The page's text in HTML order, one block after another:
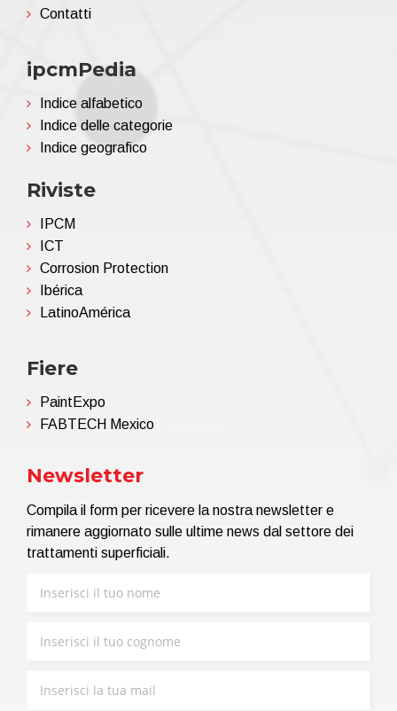
Contatti
ipcmPedia
Indice alfabetico
Indice delle categorie
Indice geografico
Riviste
IPCM
ICT
Corrosion Protection
Ibérica
LatinoAmérica
Fiere
PaintExpo
FABTECH Mexico
Newsletter
Compila il form per ricevere la nostra newsletter e
rimanere aggiornato sulle ultime news dal settore dei
trattamenti superficiali.